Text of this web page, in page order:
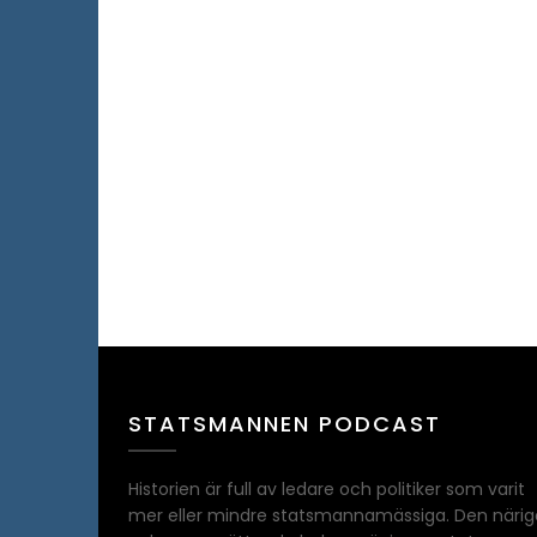
STATSMANNEN PODCAST
Historien är full av ledare och politiker som varit
mer eller mindre statsmannamässiga. Den